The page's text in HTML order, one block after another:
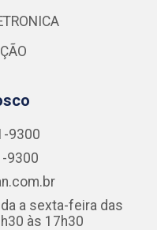
9300
9300
a sexta-feira das
às 17h30